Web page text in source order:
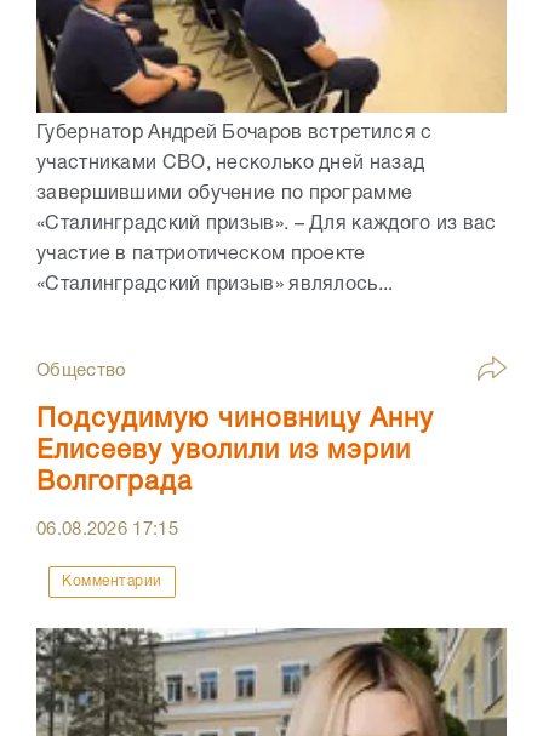
Губернатор Андрей Бочаров встретился с
участниками СВО, несколько дней назад
завершившими обучение по программе
«Сталинградский призыв». – Для каждого из вас
участие в патриотическом проекте
«Сталинградский призыв» являлось...
Общество
Подсудимую чиновницу Анну
Елисееву уволили из мэрии
Волгограда
06.08.2026 17:15
Комментарии